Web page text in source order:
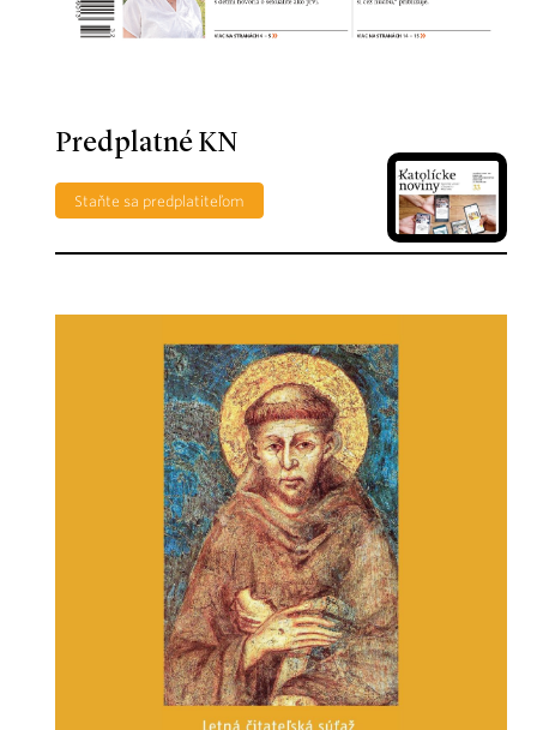
Predplatné KN
Staňte sa predplatiteľom